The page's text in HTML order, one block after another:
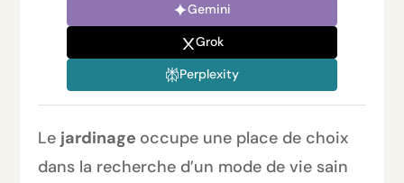
Gemini
Grok
Perplexity
Le jardinage occupe une place de choix
dans la recherche d’un mode de vie sain